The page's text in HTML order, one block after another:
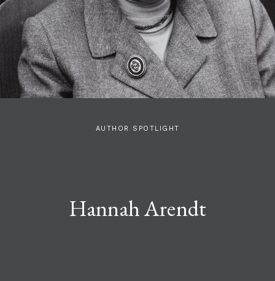
AUTHOR SPOTLIGHT
Hannah Arendt